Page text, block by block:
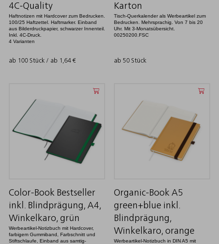
4C-Quality
Haftnotizen mit Hardcover zum Bedrucken.
100/25 Haftzettel. Haftmarker. Einband
aus Bilderdruckpapier, schwarzer Innenteil.
Inkl. 4C-Druck.
4 Varianten
ab 100 Stück / ab 1,64 €
Karton
Tisch-Querkalender als Werbeartikel zum
Bedrucken. Mehrsprachig. Von 7 bis 20
Uhr. Mit 3-Monatsübersicht.
00250200.FSC
ab 50 Stück
Color-Book Bestseller
inkl. Blindprägung, A4,
Winkelkaro, grün
Werbeartikel-Notizbuch mit Hardcover,
farbigem Gummiband, Farbschnitt und
Stiftschlaufe, Einband aus samtig-
Organic-Book A5
green+blue inkl.
Blindprägung,
Winkelkaro, orange
Werbeartikel-Notizbuch in DIN A5 mit